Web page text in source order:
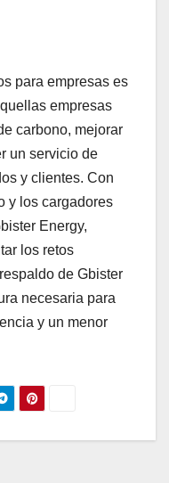
para empresas es
empresas
carbono, mejorar
un servicio de
y clientes. Con
y los cargadores
Energy,
los retos
de Gbister
necesaria para
y un menor